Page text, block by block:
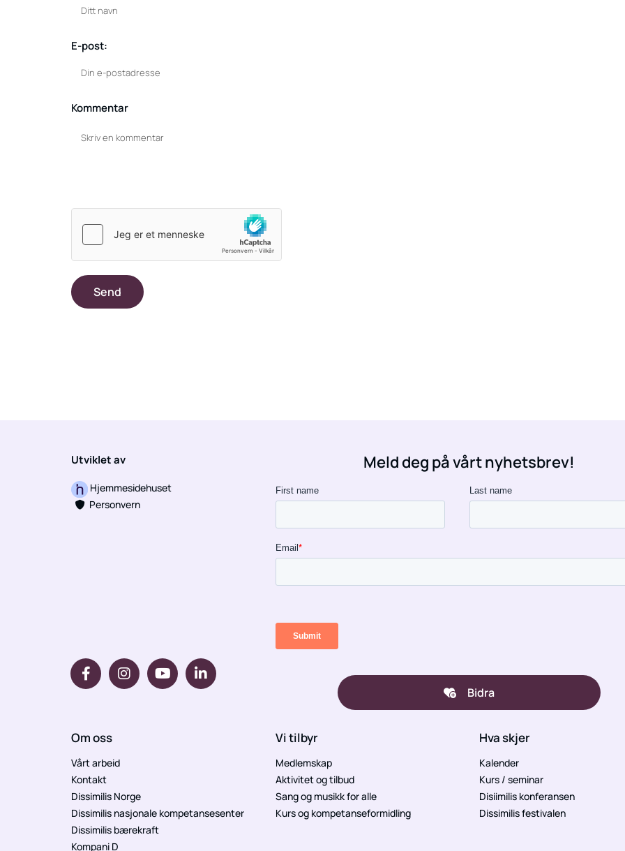
E-post:
Kommentar
Utviklet av
Hjemmesidehuset
 Personvern
Meld deg på vårt nyhetsbrev!
Bidra
Om oss
Vårt arbeid
Kontakt
Dissimilis Norge
Dissimilis nasjonale kompetansesenter
Dissimilis bærekraft
Kompani D
Vi tilbyr
Medlemskap
Aktivitet og tilbud
Sang og musikk for alle
Kurs og kompetanseformidling
Hva skjer
Kalender
Kurs / seminar
Disiimilis konferansen
Dissimilis festivalen